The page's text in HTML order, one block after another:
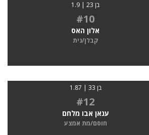
בן 23 | 1.9
#10
אלון האס
קבלן/נית
בן 33 | 1.87
#12
ענאן אבו מלחם
חוסם/מת אמצע